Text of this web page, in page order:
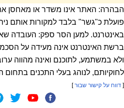
הבהרה: האתר אינו משדר או מאחסן
פועלת כ"גשר" בלבד למקורות אותם
באינטרנט. למען הסר ספק: העובדה
ברשת האינטרנט אינה מעידה על
ולא במשתמע, לתוכנם ואינה מהווה
לחוקיותם, לנוהג בעלי התכנים בתחום
[ דווח על קישור שבור]